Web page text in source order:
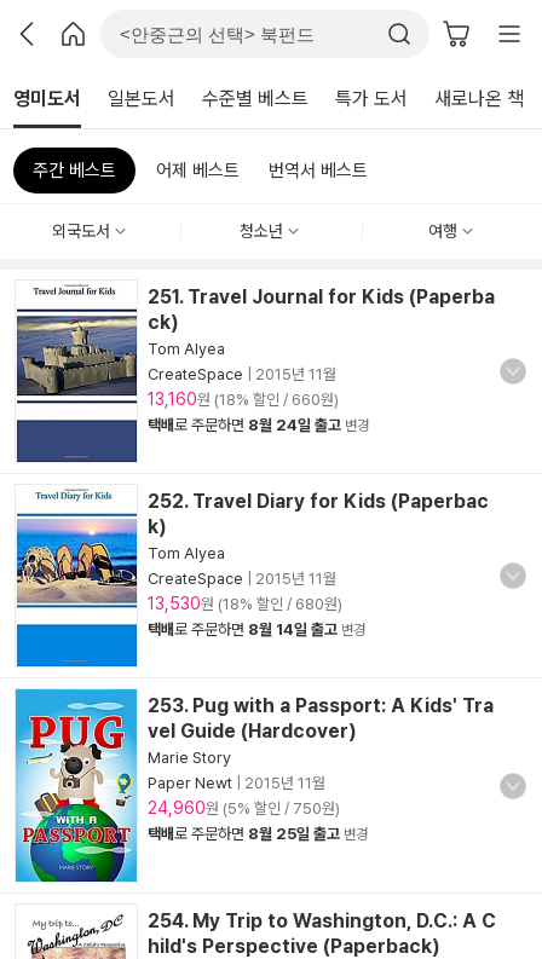
영미도서 일본도서 수준별 베스트 특가 도서 새로나온 책
주간 베스트 어제 베스트 번역서 베스트
외국도서 청소년 여행
251. Travel Journal for Kids (Paperba
ck)
Tom Alyea
CreateSpace
2015년 11월
13,160원 (18% 할인 / 660원)
택배로 주문하면 8월 24일 출고 변경
252. Travel Diary for Kids (Paperbac
k)
Tom Alyea
CreateSpace
2015년 11월
13,530원 (18% 할인 / 680원)
택배로 주문하면 8월 14일 출고 변경
253. Pug with a Passport: A Kids' Tra
vel Guide (Hardcover)
Marie Story
Paper Newt
2015년 11월
24,960원 (5% 할인 / 750원)
택배로 주문하면 8월 25일 출고 변경
254. My Trip to Washington, D.C.: A C
hild's Perspective (Paperback)